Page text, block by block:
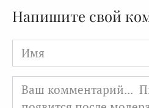
Напишите свой
Имя